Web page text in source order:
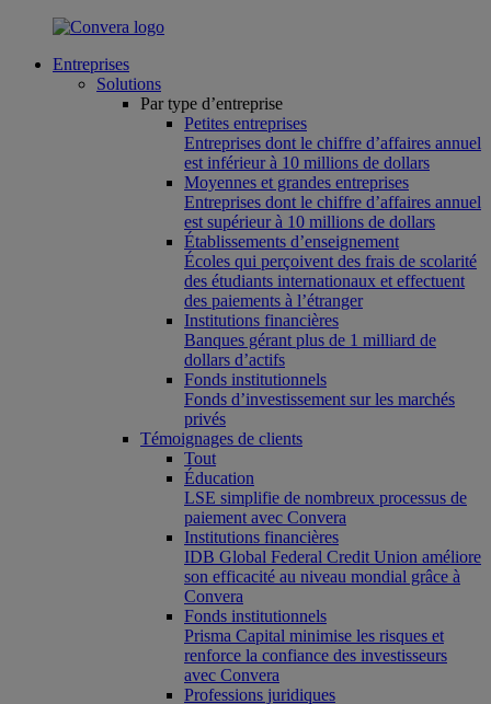
Entreprises
Solutions
Par type d’entreprise
Petites entreprises
Entreprises dont le chiffre d’affaires annuel
est inférieur à 10 millions de dollars
Moyennes et grandes entreprises
Entreprises dont le chiffre d’affaires annuel
est supérieur à 10 millions de dollars
Établissements d’enseignement
Écoles qui perçoivent des frais de scolarité
des étudiants internationaux et effectuent
des paiements à l’étranger
Institutions financières
Banques gérant plus de 1 milliard de
dollars d’actifs
Fonds institutionnels
Fonds d’investissement sur les marchés
privés
Témoignages de clients
Tout
Éducation
LSE simplifie de nombreux processus de
paiement avec Convera
Institutions financières
IDB Global Federal Credit Union améliore
son efficacité au niveau mondial grâce à
Convera
Fonds institutionnels
Prisma Capital minimise les risques et
renforce la confiance des investisseurs
avec Convera
Professions juridiques